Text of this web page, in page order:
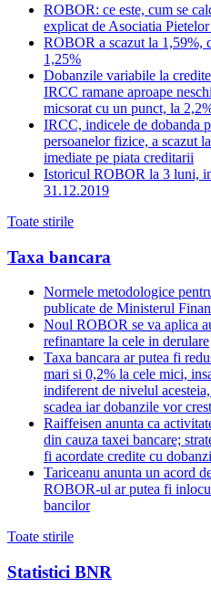
ROBOR: ce este, cum se
explicat de Asociatia
ROBOR a scazut la 1,59%,
1,25%
Dobanzile variabile la
IRCC ramane aproape
micsorat cu un punct, la
IRCC, indicele de dobanda
persoanelor fizice, a scazut
imediate pe piata creditarii
Istoricul ROBOR la 3 luni,
31.12.2019
Toate stirile
Taxa bancara
Normele metodologice
publicate de Ministerul
Noul ROBOR se va aplica
refinantare la cele in derulare
Taxa bancara ar putea fi
mari si 0,2% la cele mici,
indiferent de nivelul
scadea iar dobanzile vor
Raiffeisen anunta ca
din cauza taxei bancare;
fi acordate credite cu
Tariceanu anunta un acord
ROBOR-ul ar putea fi
bancilor
Toate stirile
Statistici BNR